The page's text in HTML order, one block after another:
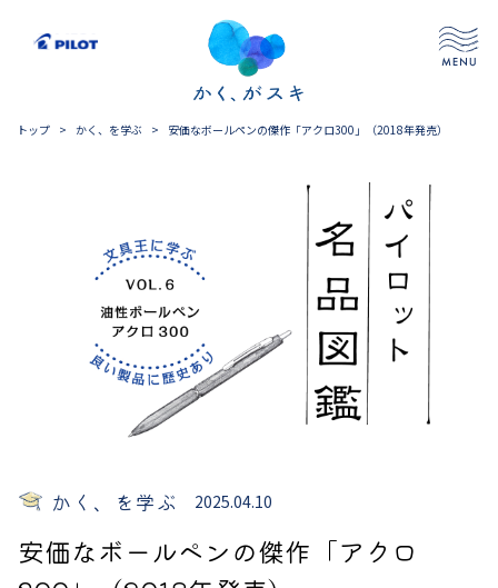
トップ > かく、を学ぶ > 安価なボールペンの傑作「アクロ300」（2018年発売）
かく、を学ぶ 2025.04.10
安価なボールペンの傑作「アクロ